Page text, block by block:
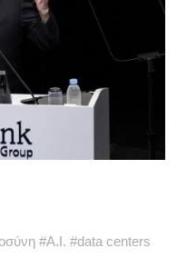
#A.I. #data centers